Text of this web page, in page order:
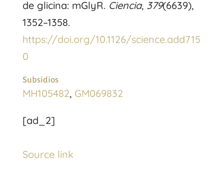
de glicina: mGlyR. Ciencia, 379(6639),
1352–1358.
https://doi.org/10.1126/science.add715
0
Subsidios
MH105482, GM069832
[ad_2]
Source link